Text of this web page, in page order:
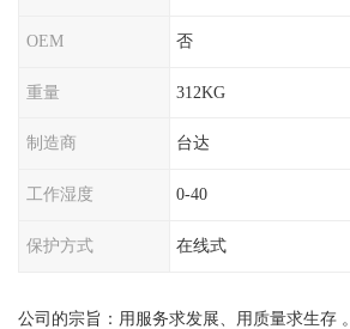
OEM 否
重量 312KG
制造商 台达
工作湿度 0-40
保护方式 在线式
公司的宗旨：用服务求发展、用质量求生存 。